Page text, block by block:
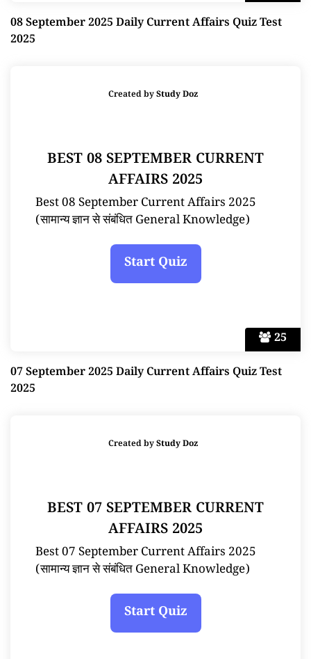
08 September 2025 Daily Current Affairs Quiz Test
2025
25
Created byStudy Doz
BEST 08 SEPTEMBER CURRENT
AFFAIRS 2025
Best 08 September Current Affairs 2025
(सामान्य ज्ञान से संबंधित General Knowledge)
07 September 2025 Daily Current Affairs Quiz Test
2025
Created byStudy Doz
BEST 07 SEPTEMBER CURRENT
AFFAIRS 2025
Best 07 September Current Affairs 2025
(सामान्य ज्ञान से संबंधित General Knowledge)